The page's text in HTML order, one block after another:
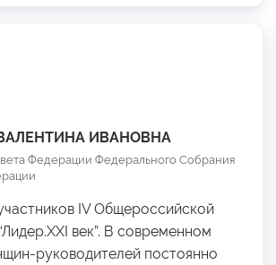
ИВАНОВНА
Федерации Федерального Собрания
IV Общероссийской
век”. В современном
руководителей постоянно